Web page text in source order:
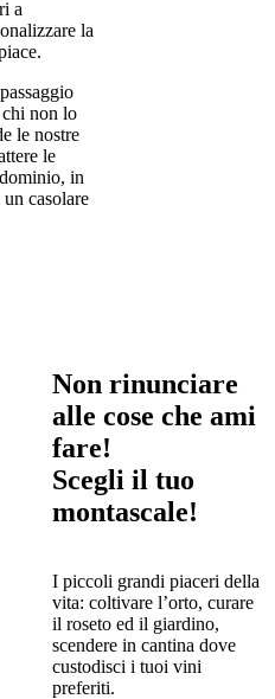
a
la
chi non lo
le nostre
le
in
casolare
Non rinunciare
alle cose che ami
fare!
Scegli il tuo
montascale!
I piccoli grandi piaceri della
vita: coltivare l’orto, curare
il roseto ed il giardino,
scendere in cantina dove
custodisci i tuoi vini
preferiti.